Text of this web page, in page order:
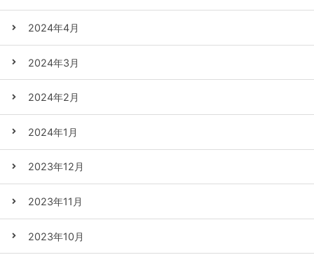
2024年4月
2024年3月
2024年2月
2024年1月
2023年12月
2023年11月
2023年10月